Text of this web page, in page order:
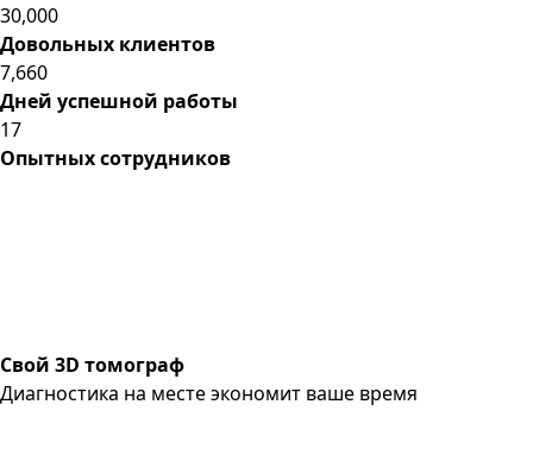
30,000
Довольных клиентов
7,660
Дней успешной работы
17
Опытных сотрудников
Свой 3D томограф
Диагностика на месте экономит ваше время